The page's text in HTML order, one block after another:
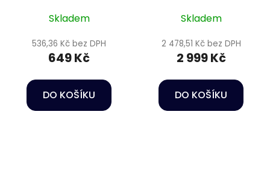
Skladem
536,36 Kč bez DPH
649 Kč
DO KOŠÍKU
Skladem
2 478,51 Kč bez DPH
2 999 Kč
DO KOŠÍKU